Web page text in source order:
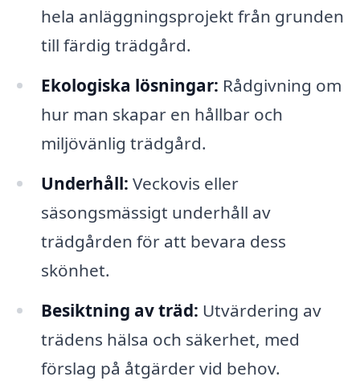
hela anläggningsprojekt från grunden
till färdig trädgård.
Ekologiska lösningar: Rådgivning om
hur man skapar en hållbar och
miljövänlig trädgård.
Underhåll: Veckovis eller
säsongsmässigt underhåll av
trädgården för att bevara dess
skönhet.
Besiktning av träd: Utvärdering av
trädens hälsa och säkerhet, med
förslag på åtgärder vid behov.